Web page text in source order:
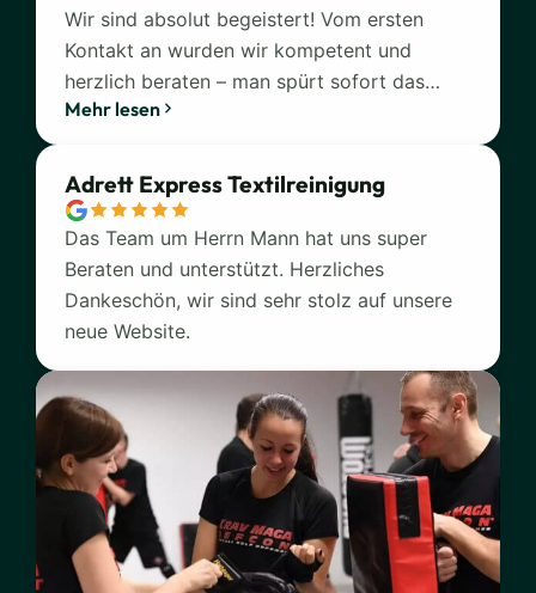
Wir sind absolut begeistert! Vom ersten
Kontakt an wurden wir kompetent und
herzlich beraten – man spürt sofort das
Know-how und die Leidenschaft, die das
Leistungs-Verhältnis ist hervorragend,
ebenso wie die Qualität der Leistung. Der
Support ist schnell, lösungsorientiert und
durchweg hilfsbereit. So wünscht man sich
das als Kunde. Klare Empfehlung – hier passt
einfach alles!
Mehr lesen
Adrett Express Textilreinigung
Das Team um Herrn Mann hat uns super
Beraten und unterstützt. Herzliches
Dankeschön, wir sind sehr stolz auf unsere
neue Website.